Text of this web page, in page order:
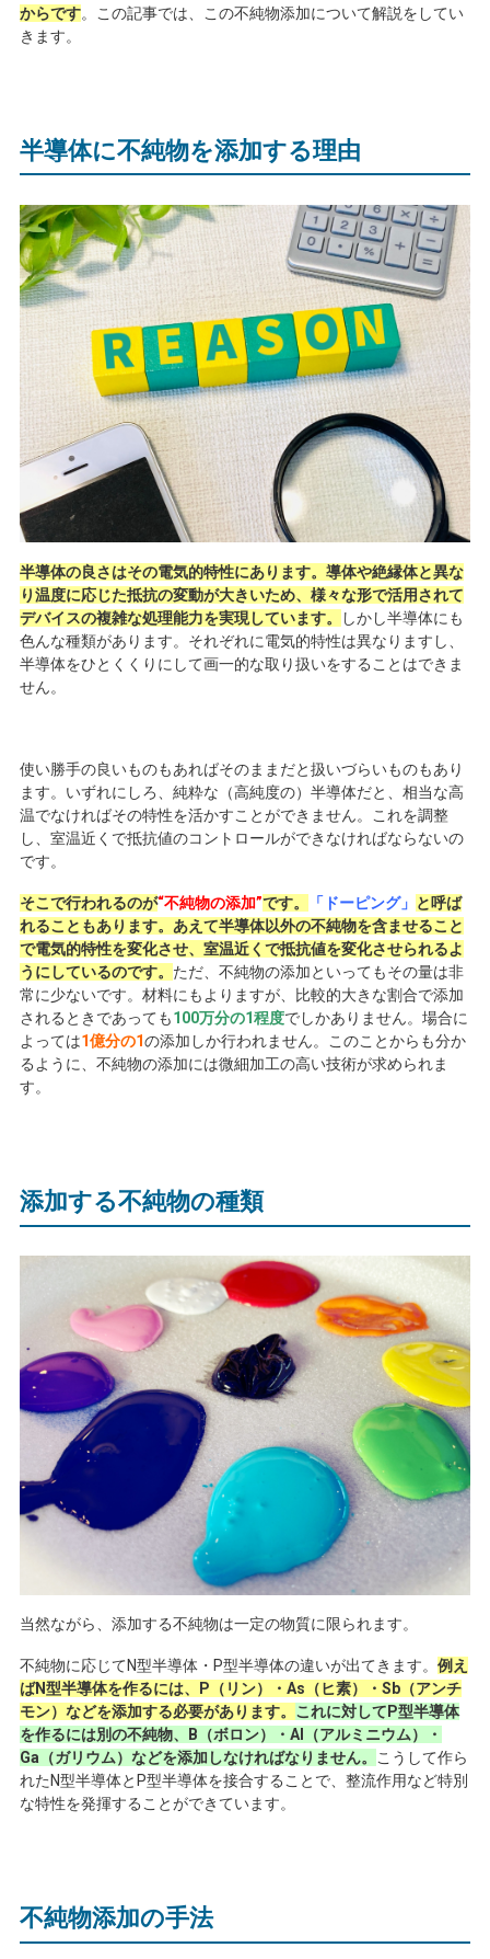
からです。この記事では、この不純物添加について解説をしてい
きます。
半導体に不純物を添加する理由
半導体の良さはその電気的特性にあります。導体や絶縁体と異な
り温度に応じた抵抗の変動が大きいため、様々な形で活用されて
デバイスの複雑な処理能力を実現しています。
しかし半導体にも
色んな種類があります。それぞれに電気的特性は異なりますし、
半導体をひとくくりにして画一的な取り扱いをすることはできま
せん。
使い勝手の良いものもあればそのままだと扱いづらいものもあり
ます。いずれにしろ、純粋な（高純度の）半導体だと、相当な高
温でなければその特性を活かすことができません。これを調整
し、室温近くで抵抗値のコントロールができなければならないの
です。
そこで行われるのが“不純物の添加”です。 「ドーピング」 と呼ば
れることもあります。あえて半導体以外の不純物を含ませること
で電気的特性を変化させ、室温近くで抵抗値を変化させられるよ
うにしているのです。 ただ、不純物の添加といってもその量は非
常に少ないです。材料にもよりますが、比較的大きな割合で添加
されるときであっても100万分の1程度でしかありません。場合に
よっては1億分の1の添加しか行われません。このことからも分か
るように、不純物の添加には微細加工の高い技術が求められま
す。
添加する不純物の種類
当然ながら、添加する不純物は一定の物質に限られます。
不純物に応じてN型半導体・ P型半導体の違いが出てきます。 例え
ばN型半導体を作るには、P（リン）・As（ヒ素）・Sb（アンチ
モン）などを添加する必要があります。 これに対してP型半導体
を作るには別の不純物、B（ボロン）・Al（アルミニウム）・
Ga（ガリウム）などを添加しなければなりません。
こうして作ら
れた N型半導体と P型半導体を接合することで、整流作用など特別
な特性を発揮することができています。
不純物添加の手法